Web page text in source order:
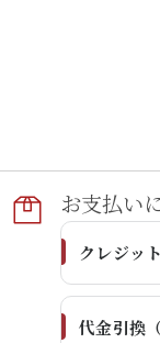
お支払い
クレジッ
代金引換